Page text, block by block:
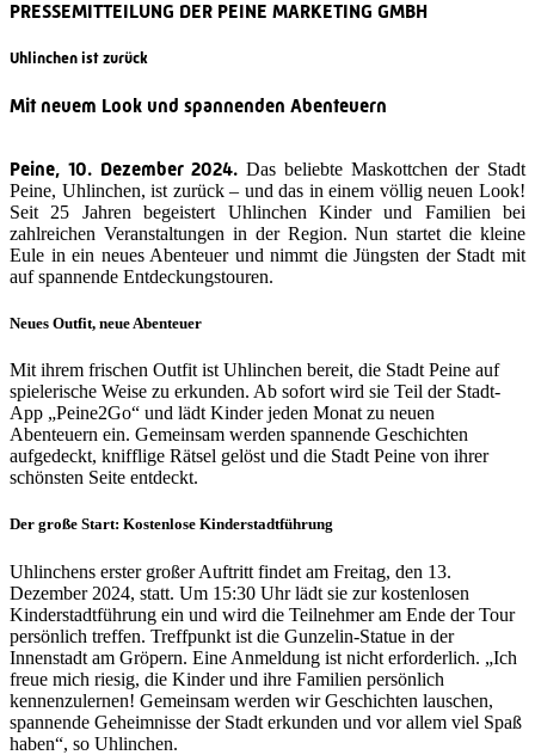
PRESSEMITTEILUNG DER PEINE MARKETING GMBH
Uhlinchen ist zurück
Mit neuem Look und spannenden Abenteuern
Peine, 10. Dezember 2024. Das beliebte Maskottchen der Stadt
Peine, Uhlinchen, ist zurück – und das in einem völlig neuen Look!
Seit 25 Jahren begeistert Uhlinchen Kinder und Familien bei
zahlreichen Veranstaltungen in der Region. Nun startet die kleine
Eule in ein neues Abenteuer und nimmt die Jüngsten der Stadt mit
auf spannende Entdeckungstouren.
Neues Outfit, neue Abenteuer
Mit ihrem frischen Outfit ist Uhlinchen bereit, die Stadt Peine auf
spielerische Weise zu erkunden. Ab sofort wird sie Teil der Stadt-
App „Peine2Go“ und lädt Kinder jeden Monat zu neuen
Abenteuern ein. Gemeinsam werden spannende Geschichten
aufgedeckt, knifflige Rätsel gelöst und die Stadt Peine von ihrer
schönsten Seite entdeckt.
Der große Start: Kostenlose Kinderstadtführung
Uhlinchens erster großer Auftritt findet am Freitag, den 13.
Dezember 2024, statt. Um 15:30 Uhr lädt sie zur kostenlosen
Kinderstadtführung ein und wird die Teilnehmer am Ende der Tour
persönlich treffen. Treffpunkt ist die Gunzelin-Statue in der
Innenstadt am Gröpern. Eine Anmeldung ist nicht erforderlich. „Ich
freue mich riesig, die Kinder und ihre Familien persönlich
kennenzulernen! Gemeinsam werden wir Geschichten lauschen,
spannende Geheimnisse der Stadt erkunden und vor allem viel Spaß
haben“, so Uhlinchen.